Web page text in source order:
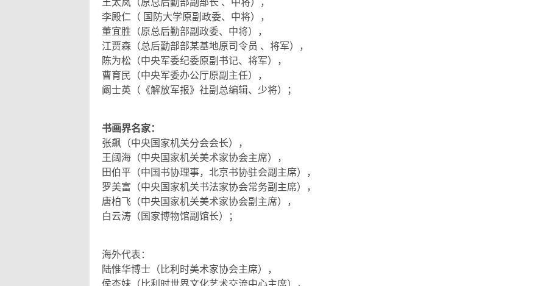
王太岚（原总后勤部副部长 、中将），
李殿仁（ 国防大学原副政委、中将），
董宜胜（原总后勤部副政委、中将），
江贾森（总后勤部部某基地原司令员 、将军），
陈为松（中央军委纪委原副书记、将军），
曹育民（中央军委办公厅原副主任），
阚士英（《解放军报》社副总编辑、少将）；
书画界名家：
张飙（中央国家机关分会会长），
王阔海（中央国家机关美术家协会主席），
田伯平（中国书协理事，北京书协驻会副主席），
罗美富（中央国家机关书法家协会常务副主席），
唐柏飞（中央国家机关美术家协会副主席），
白云涛（国家博物馆副馆长）；
海外代表：
陆惟华博士（比利时美术家协会主席），